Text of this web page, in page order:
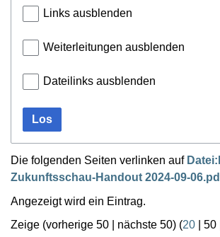
Links ausblenden
Weiterleitungen ausblenden
Dateilinks ausblenden
Los
Die folgenden Seiten verlinken auf
Zukunftsschau-Handout 2024-09-
Angezeigt wird ein Eintrag.
Zeige (vorherige 50 nächste 50) (20 50